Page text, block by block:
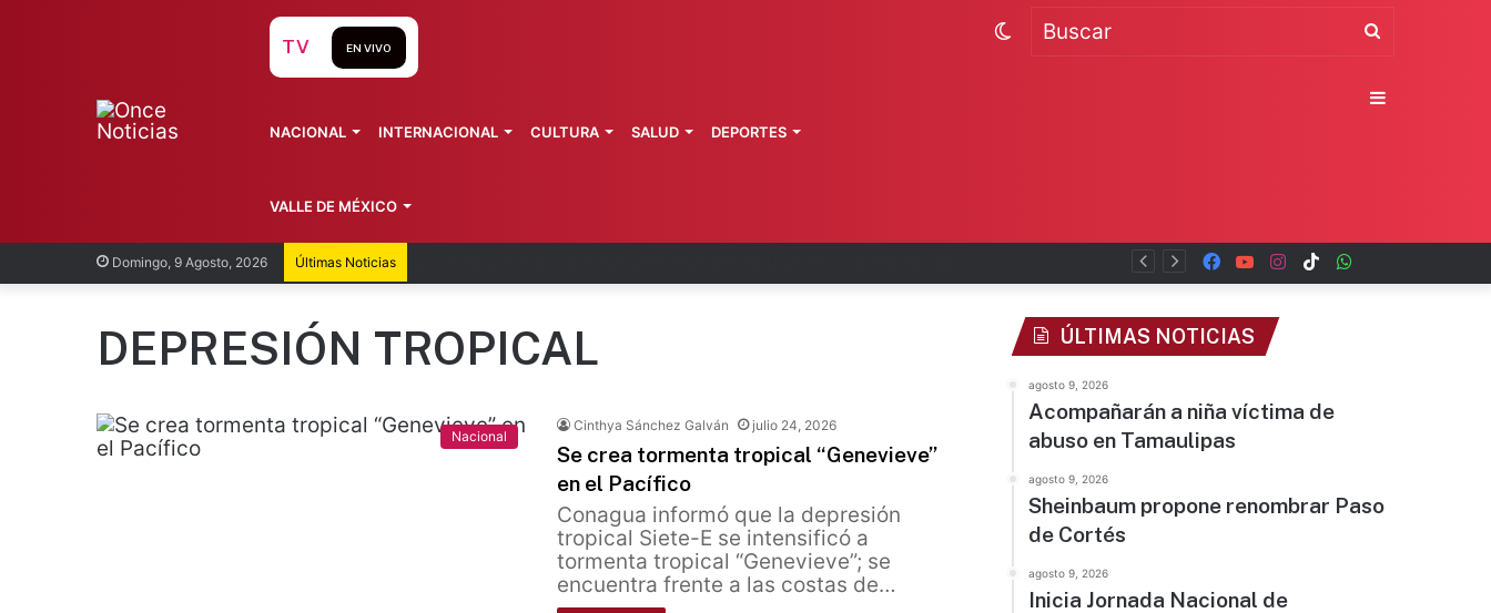
Domingo, 9 Agosto, 2026 Últimas Noticias TikTok
Instagram
YouTube
Facebook
TV EN VIVO
NACIONAL INTERNACIONAL CULTURA SALUD DEPORTES
VALLE DE MÉXICO
Switch
DEPRESIÓN TROPICAL
Nacional
Cinthya Sánchez Galván julio 24, 2026
Se crea tormenta tropical “Genevieve”
en el Pacífico
Conagua informó que la depresión
tropical Siete-E se intensificó a
tormenta tropical “Genevieve”; se
encuentra frente a las costas de…
ÚLTIMAS NOTICIAS
agosto 9, 2026
Acompañarán a niña víctima de
abuso en Tamaulipas
agosto 9, 2026
Sheinbaum propone renombrar Paso
de Cortés
agosto 9, 2026
Inicia Jornada Nacional de